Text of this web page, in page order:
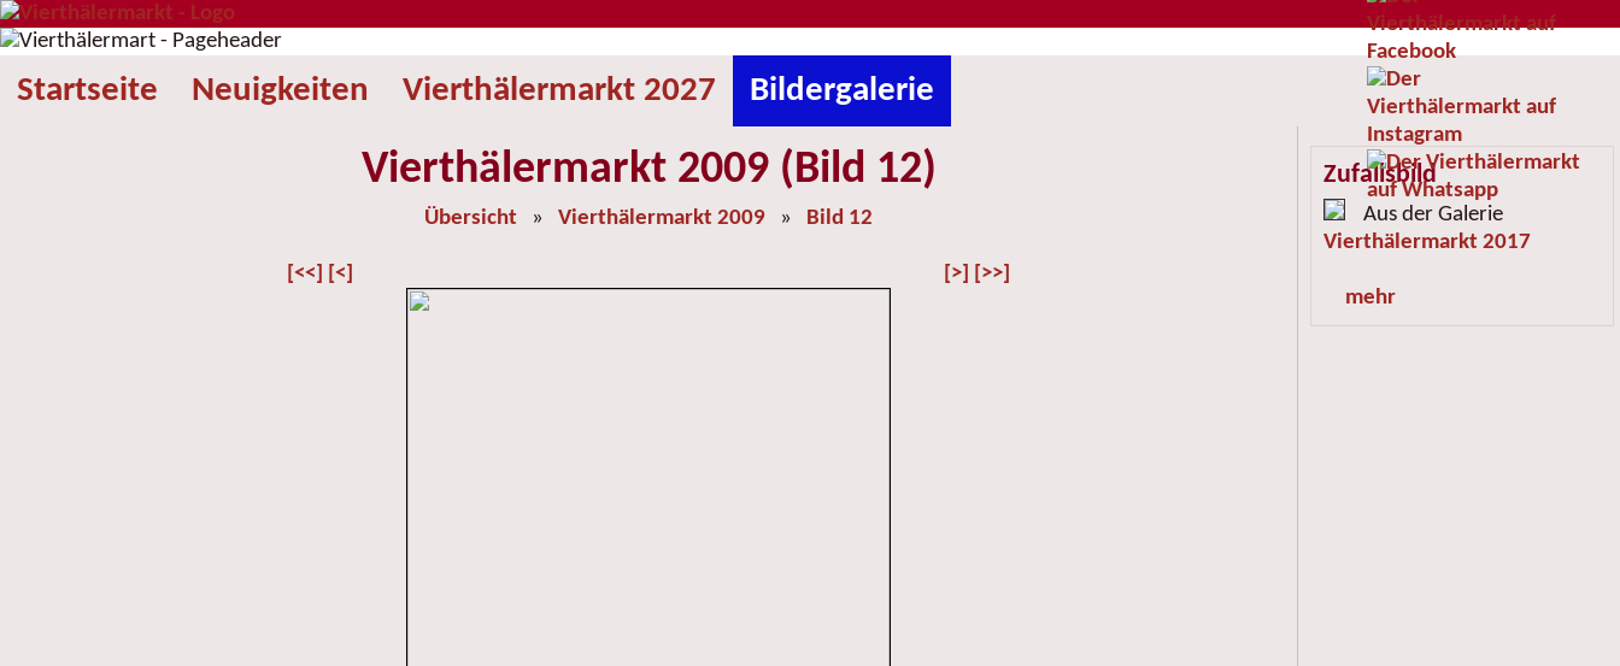
Startseite Neuigkeiten Vierthälermarkt 2027 Bildergalerie
Vierthälermarkt 2009 (Bild 12)
Übersicht » Vierthälermarkt 2009 » Bild 12
[<<] [<] [>] [>>]
Zufallsbild
Aus der Galerie
Vierthälermarkt 2017
mehr